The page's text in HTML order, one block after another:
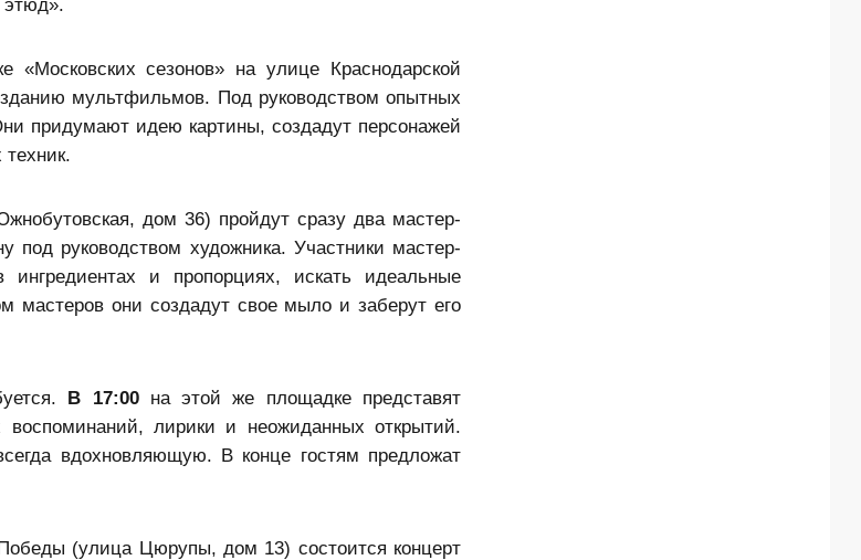
«Московских сезонов» на улице Краснодарской
мультфильмов. Под руководством опытных
придумают идею картины, создадут персонажей
дом 36) пройдут сразу два мастер-
под руководством художника. Участники мастер-
и пропорциях, искать идеальные
мастеров они создадут свое мыло и заберут его
В 17:00на этой же площадке представят
лирики и неожиданных открытий.
вдохновляющую. В конце гостям предложат
(улица Цюрупы, дом 13) состоится концерт